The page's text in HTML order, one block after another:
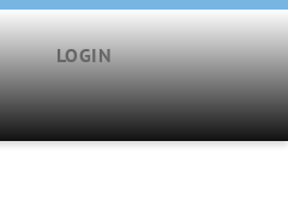
LOGIN